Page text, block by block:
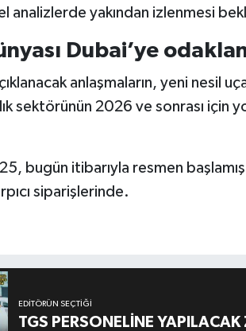
analizlerde yakından izlenmesi
Dubai’ye
anlaşmaların, yeni nesil
sektörünün 2026 ve sonrası için
bugün itibarıyla resmen
siparişlerinde.
EDITÖRÜN SEÇTIĞI
TGS PERSONELİNE